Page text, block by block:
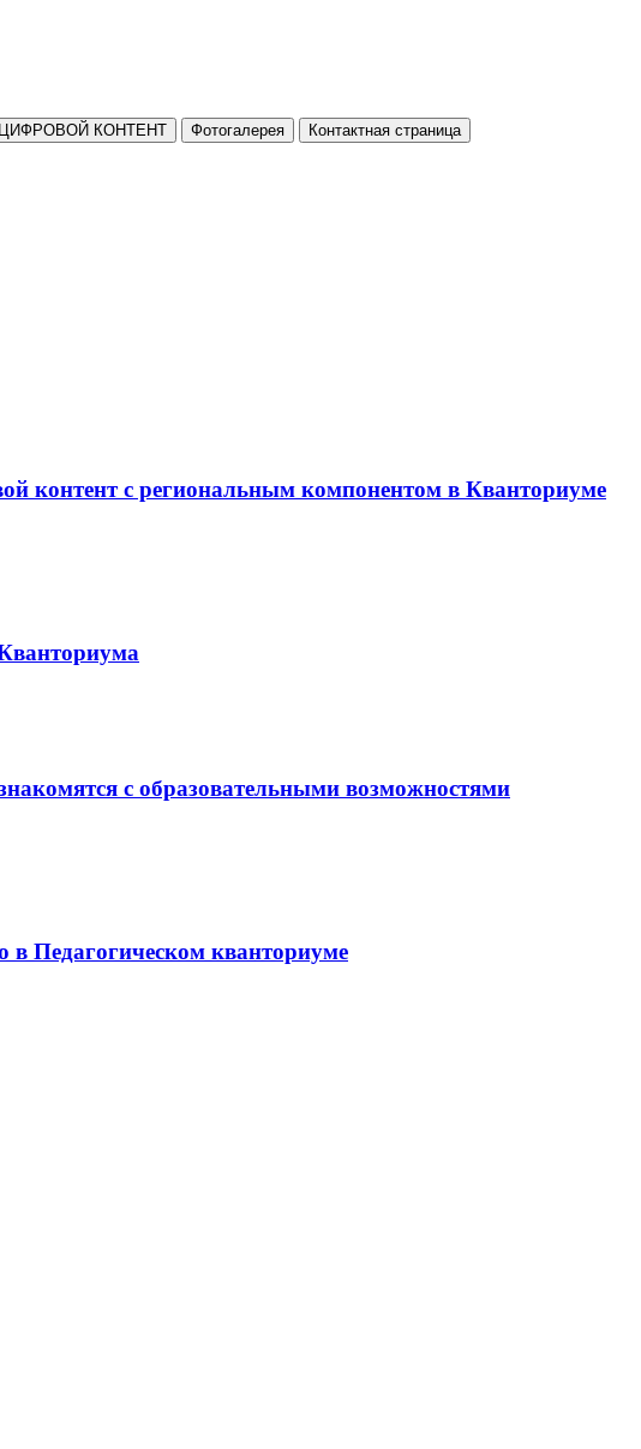
ЦИФРОВОЙ КОНТЕНТ Фотогалерея Контактная страница
контент с региональным компонентом в Кванториуме
с образовательными возможностями
Педагогическом кванториуме